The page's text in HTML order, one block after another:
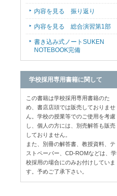
内容を見る 振り返り
内容を見る 総合演習第1部
書き込み式ノートSUKEN
NOTEBOOK完備
学校採用専用書籍に関して
この書籍は学校採用専用書籍のた
め、書店店頭では販売しておりませ
ん。学校の授業等でのご使用を考慮
し、個人の方には、別売解答も販売
しておりません。
また、別冊の解答書、教授資料、テ
ストペーパー、CD-ROMなどは、学
校採用の場合にのみお付けしていま
す。予めご了承下さい。